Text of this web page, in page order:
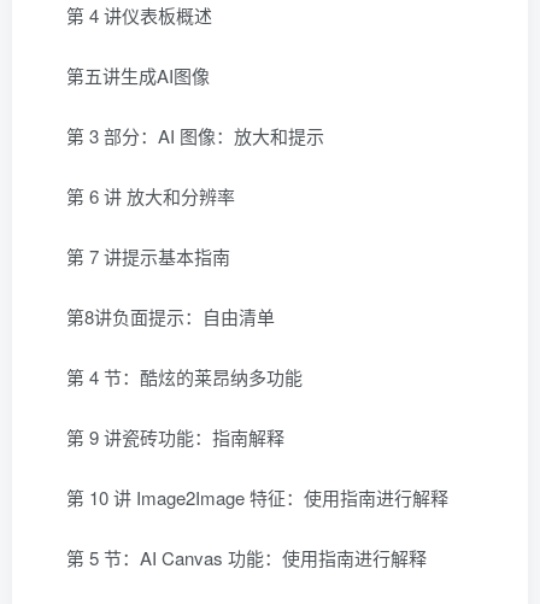
第 4 讲仪表板概述
第五讲生成AI图像
第 3 部分：AI 图像：放大和提示
第 6 讲 放大和分辨率
第 7 讲提示基本指南
第8讲负面提示：自由清单
第 4 节：酷炫的莱昂纳多功能
第 9 讲瓷砖功能：指南解释
第 10 讲 Image2Image 特征：使用指南进行解释
第 5 节：AI Canvas 功能：使用指南进行解释